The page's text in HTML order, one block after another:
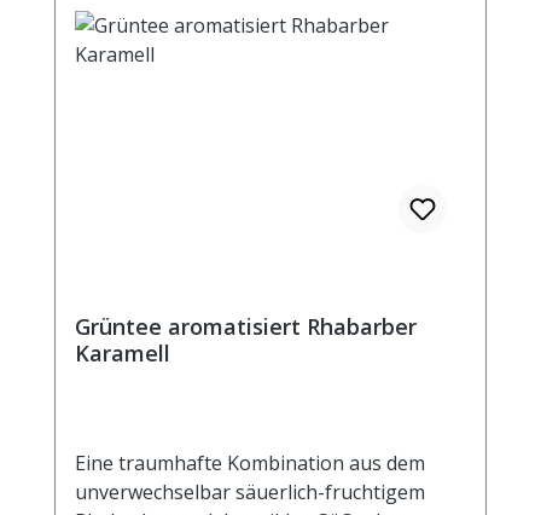
Grüntee aromatisiert Rhabarber
Karamell
Eine traumhafte Kombination aus dem
unverwechselbar säuerlich-fruchtigem